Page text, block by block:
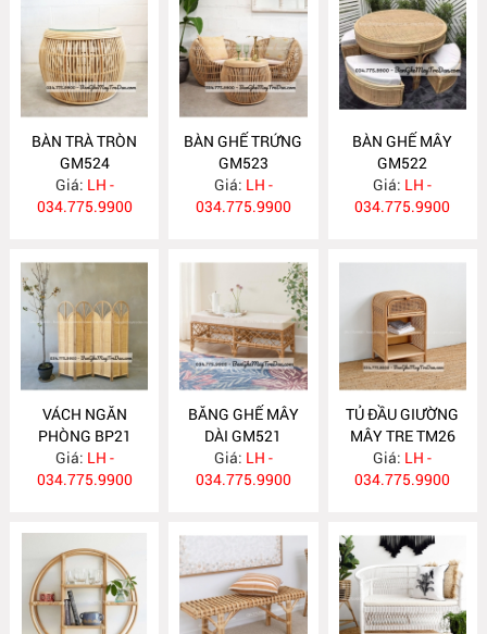
BÀN TRÀ TRÒN
GM524
Giá: LH -
034.775.9900
BÀN GHẾ TRỨNG
GM523
Giá: LH -
034.775.9900
BÀN GHẾ MÂY
GM522
Giá: LH -
034.775.9900
VÁCH NGĂN
PHÒNG BP21
Giá: LH -
034.775.9900
BĂNG GHẾ MÂY
DÀI GM521
Giá: LH -
034.775.9900
TỦ ĐẦU GIƯỜNG
MÂY TRE TM26
Giá: LH -
034.775.9900